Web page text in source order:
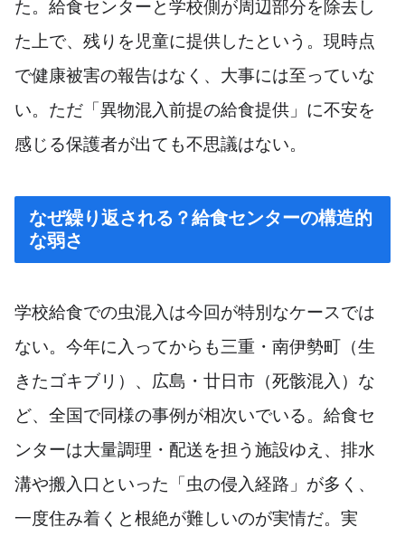
た。給食センターと学校側が周辺部分を除去し
た上で、残りを児童に提供したという。現時点
で健康被害の報告はなく、大事には至っていな
い。ただ「異物混入前提の給食提供」に不安を
感じる保護者が出ても不思議はない。
なぜ繰り返される？給食センターの構造的
な弱さ
学校給食での虫混入は今回が特別なケースでは
ない。今年に入ってからも三重・南伊勢町（生
きたゴキブリ）、広島・廿日市（死骸混入）な
ど、全国で同様の事例が相次いでいる。給食セ
ンターは大量調理・配送を担う施設ゆえ、排水
溝や搬入口といった「虫の侵入経路」が多く、
一度住み着くと根絶が難しいのが実情だ。実